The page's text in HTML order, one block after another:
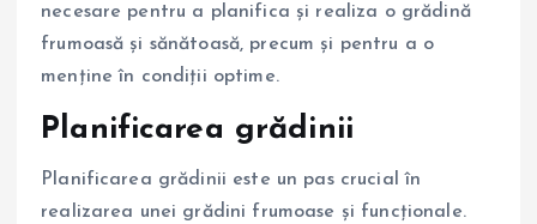
necesare pentru a planifica și realiza o grădină
frumoasă și sănătoasă, precum și pentru a o
menține în condiții optime.
Planificarea grădinii
Planificarea grădinii este un pas crucial în
realizarea unei grădini frumoase și funcționale.